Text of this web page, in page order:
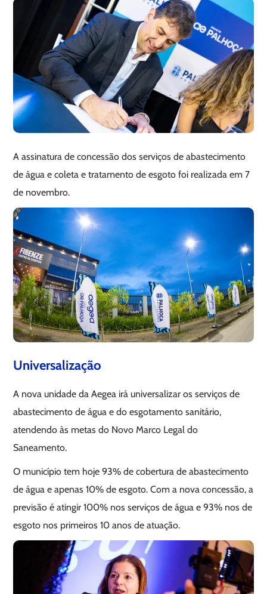
A assinatura de concessão dos serviços de abastecimento
de água e coleta e tratamento de esgoto foi realizada em 7
de novembro.
Universalização
A nova unidade da Aegea irá universalizar os serviços de
abastecimento de água e do esgotamento sanitário,
atendendo às metas do Novo Marco Legal do
Saneamento.
O município tem hoje 93% de cobertura de abastecimento
de água e apenas 10% de esgoto. Com a nova concessão, a
previsão é atingir 100% nos serviços de água e 93% nos de
esgoto nos primeiros 10 anos de atuação.